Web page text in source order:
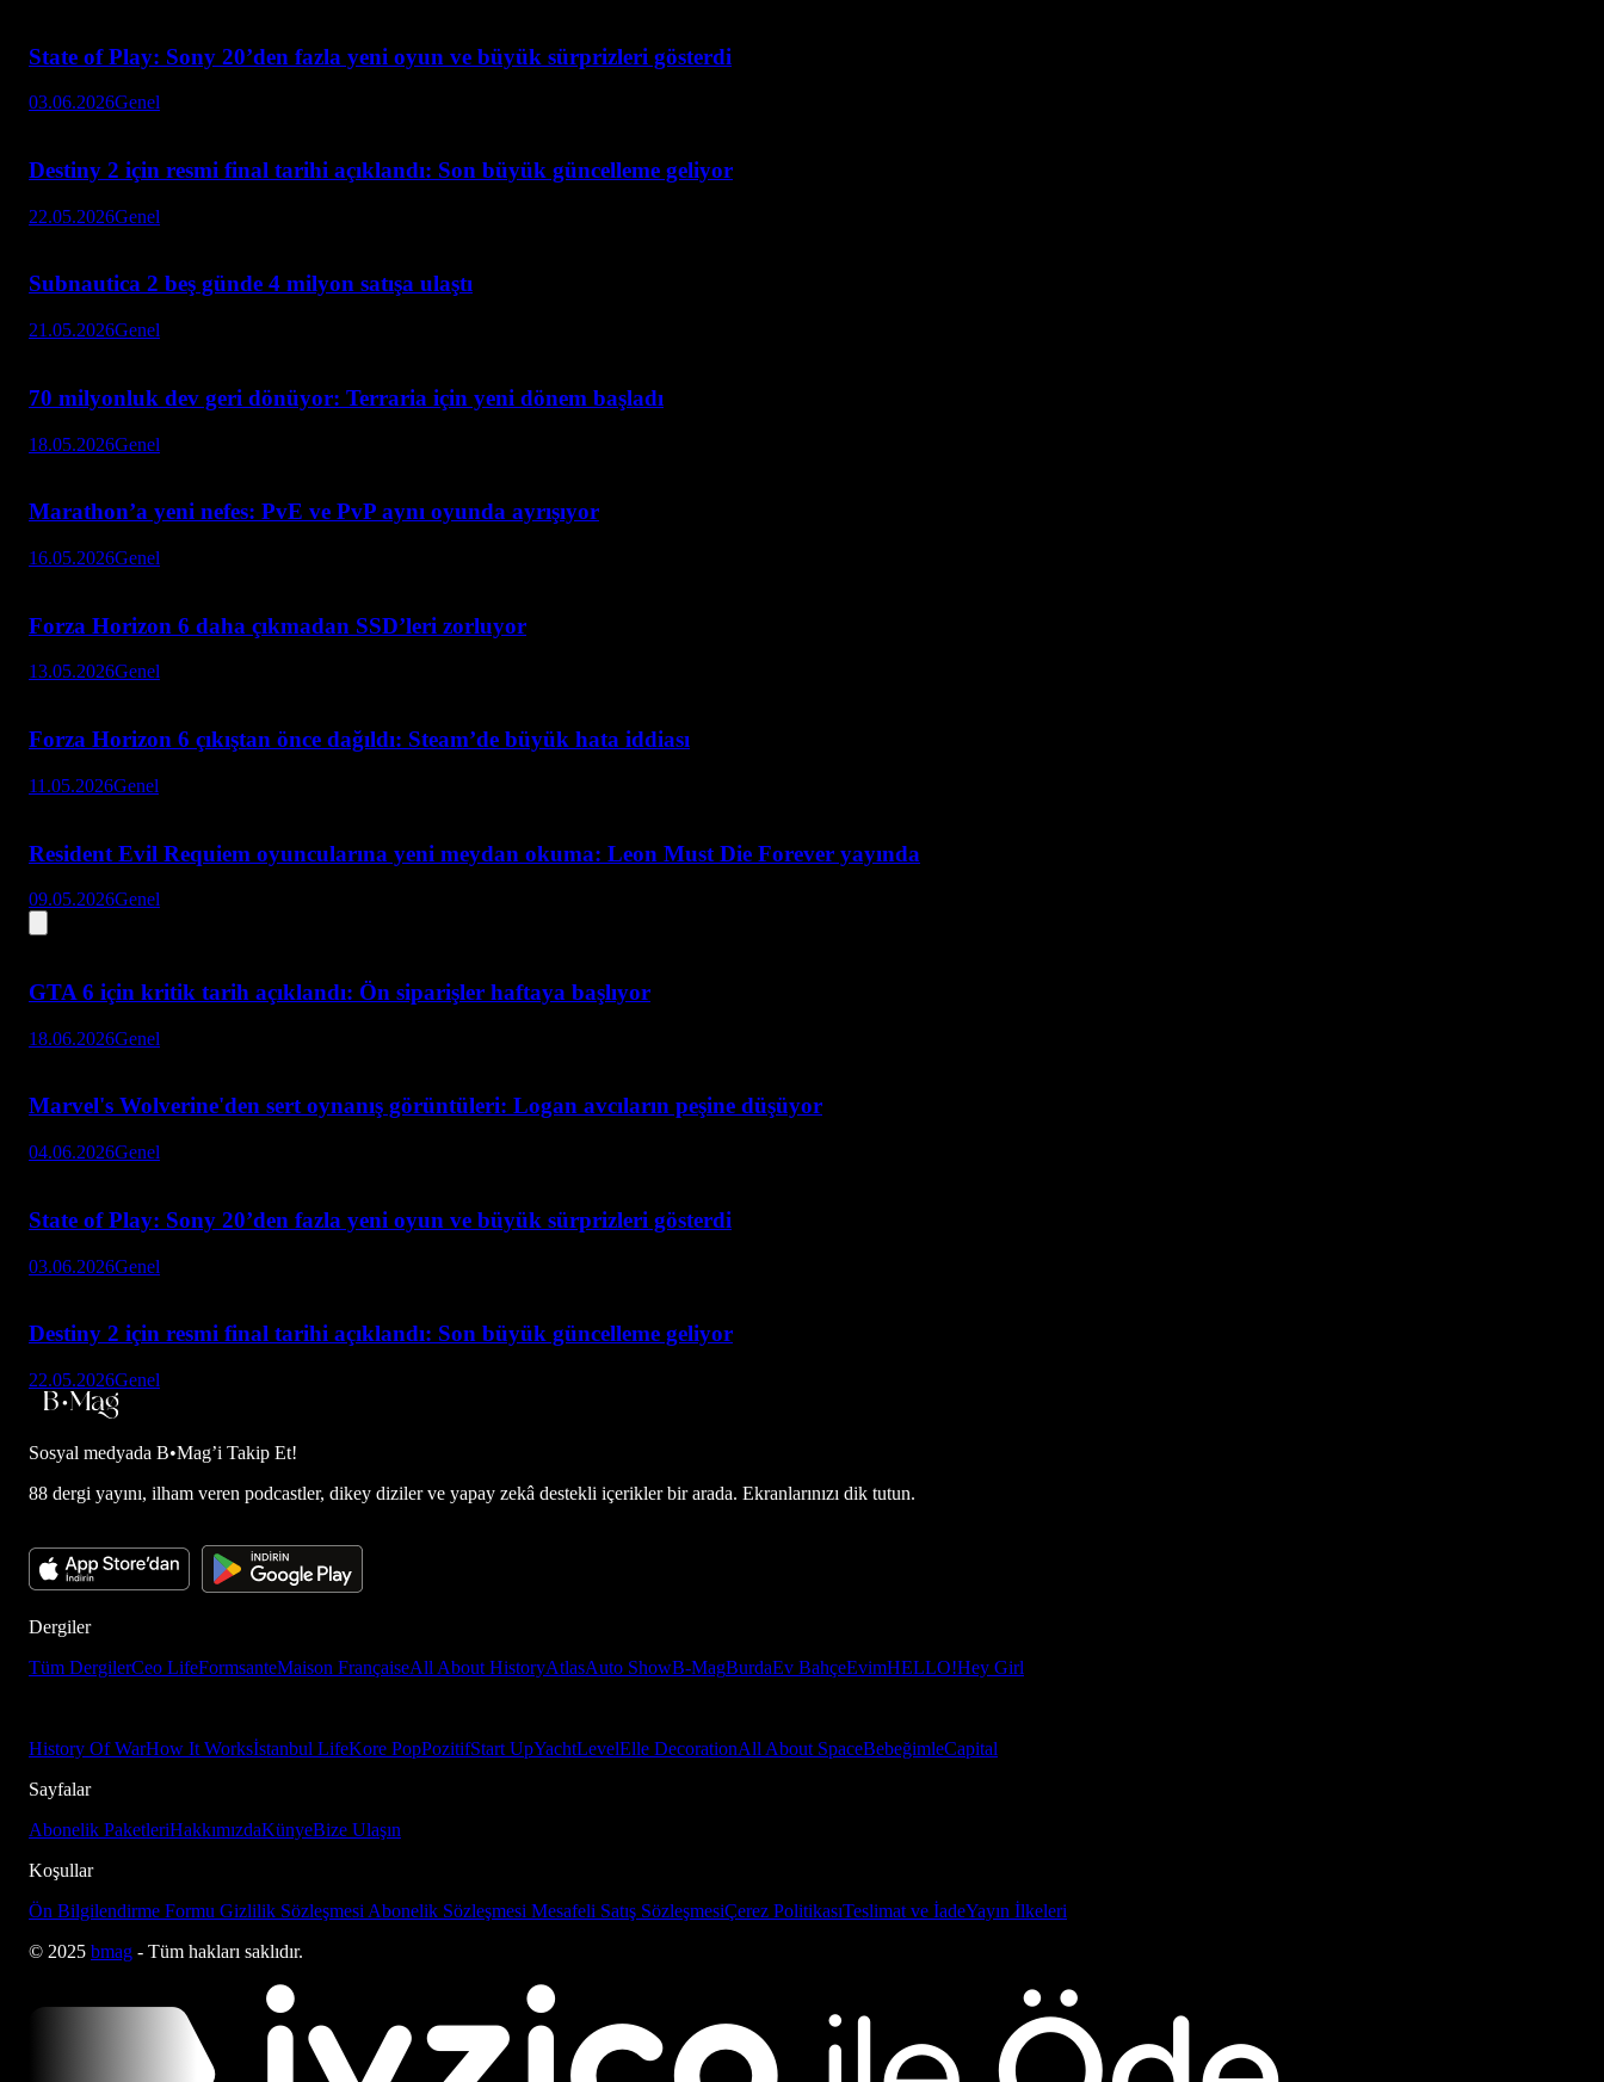
State of Play: Sony 20’den fazla yeni oyun ve büyük sürprizleri gösterdi
03.06.2026Genel
Destiny 2 için resmi final tarihi açıklandı: Son büyük güncelleme geliyor
22.05.2026Genel
Subnautica 2 beş günde 4 milyon satışa ulaştı
21.05.2026Genel
70 milyonluk dev geri dönüyor: Terraria için yeni dönem başladı
18.05.2026Genel
Marathon’a yeni nefes: PvE ve PvP aynı oyunda ayrışıyor
16.05.2026Genel
Forza Horizon 6 daha çıkmadan SSD’leri zorluyor
13.05.2026Genel
Forza Horizon 6 çıkıştan önce dağıldı: Steam’de büyük hata iddiası
11.05.2026Genel
Resident Evil Requiem oyuncularına yeni meydan okuma: Leon Must Die Forever yayında
09.05.2026Genel
GTA 6 için kritik tarih açıklandı: Ön siparişler haftaya başlıyor
18.06.2026Genel
Marvel's Wolverine'den sert oynanış görüntüleri: Logan avcıların peşine düşüyor
04.06.2026Genel
State of Play: Sony 20’den fazla yeni oyun ve büyük sürprizleri gösterdi
03.06.2026Genel
Destiny 2 için resmi final tarihi açıklandı: Son büyük güncelleme geliyor
22.05.2026Genel
Sosyal medyada B•Mag’i Takip Et!
88 dergi yayını, ilham veren podcastler, dikey diziler ve yapay zekâ destekli içerikler bir arada. Ekranlarınızı dik tutun.
Dergiler
Tüm DergilerCeo LifeFormsanteMaison FrançaiseAll About HistoryAtlasAuto ShowB-MagBurdaEv BahçeEvimHELLO!Hey Girl
History Of WarHow It Worksİstanbul LifeKore PopPozitifStart UpYachtLevelElle DecorationAll About SpaceBebeğimleCapital
Sayfalar
Abonelik PaketleriHakkımızdaKünyeBize Ulaşın
Koşullar
Ön Bilgilendirme Formu Gizlilik Sözleşmesi Abonelik Sözleşmesi Mesafeli Satış SözleşmesiÇerez PolitikasıTeslimat ve İadeYayın İlkeleri
© 2025 bmag - Tüm hakları saklıdır.